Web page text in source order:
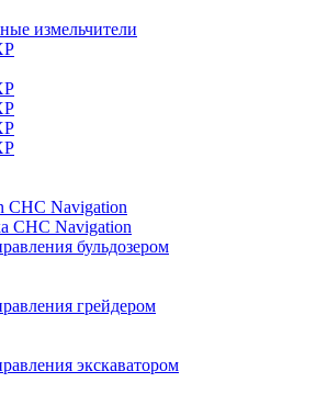
измельчители
CHC Navigation
CHC Navigation
бульдозером
грейдером
экскаватором